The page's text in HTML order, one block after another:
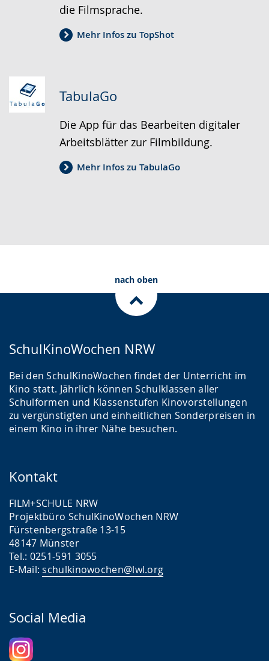
die Filmsprache.
Mehr Infos zu TopShot
TabulaGo
Die App für das Bearbeiten digitaler
Arbeitsblätter zur Filmbildung.
Mehr Infos zu TabulaGo
nach oben
SchulKinoWochen NRW
Bei den SchulKinoWochen findet der Unterricht im
Kino statt. Jährlich können Schulklassen aller
Schulformen und Klassenstufen Kinovorstellungen
zu vergünstigten und einheitlichen Sonderpreisen in
einem Kino in ihrer Nähe besuchen.
Kontakt
FILM+SCHULE NRW
Projektbüro SchulKinoWochen NRW
Fürstenbergstraße 13-15
48147 Münster
Tel.: 0251-591 3055
E-Mail:schulkinowochen@lwl.org
Social Media